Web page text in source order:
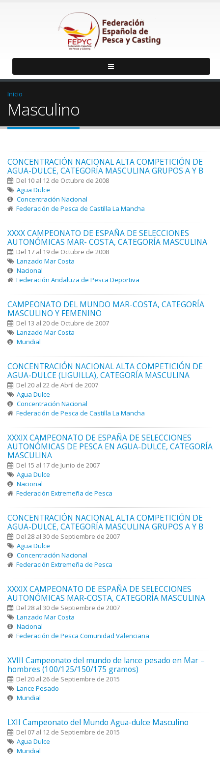
Inicio
Masculino
CONCENTRACIÓN NACIONAL ALTA COMPETICIÓN DE
AGUA-DULCE, CATEGORÍA MASCULINA GRUPOS A Y B
Del 10 al 12 de Octubre de 2008
Agua Dulce
Concentración Nacional
Federación de Pesca de Castilla La Mancha
XXXX CAMPEONATO DE ESPAÑA DE SELECCIONES
AUTONÓMICAS MAR- COSTA, CATEGORÍA MASCULINA
Del 17 al 19 de Octubre de 2008
Lanzado Mar Costa
Nacional
Federación Andaluza de Pesca Deportiva
CAMPEONATO DEL MUNDO MAR-COSTA, CATEGORÍA
MASCULINO Y FEMENINO
Del 13 al 20 de Octubre de 2007
Lanzado Mar Costa
Mundial
CONCENTRACIÓN NACIONAL ALTA COMPETICIÓN DE
AGUA-DULCE (LIGUILLA), CATEGORÍA MASCULINA
Del 20 al 22 de Abril de 2007
Agua Dulce
Concentración Nacional
Federación de Pesca de Castilla La Mancha
XXXIX CAMPEONATO DE ESPAÑA DE SELECCIONES
AUTONÓMICAS DE PESCA EN AGUA-DULCE, CATEGORÍA
MASCULINA
Del 15 al 17 de Junio de 2007
Agua Dulce
Nacional
Federación Extremeña de Pesca
CONCENTRACIÓN NACIONAL ALTA COMPETICIÓN DE
AGUA-DULCE, CATEGORÍA MASCULINA GRUPOS A Y B
Del 28 al 30 de Septiembre de 2007
Agua Dulce
Concentración Nacional
Federación Extremeña de Pesca
XXXIX CAMPEONATO DE ESPAÑA DE SELECCIONES
AUTONÓMICAS MAR-COSTA, CATEGORÍA MASCULINA
Del 28 al 30 de Septiembre de 2007
Lanzado Mar Costa
Nacional
Federación de Pesca Comunidad Valenciana
XVIII Campeonato del mundo de lance pesado en Mar –
hombres (100/125/150/175 gramos)
Del 20 al 26 de Septiembre de 2015
Lance Pesado
Mundial
LXII Campeonato del Mundo Agua-dulce Masculino
Del 07 al 12 de Septiembre de 2015
Agua Dulce
Mundial